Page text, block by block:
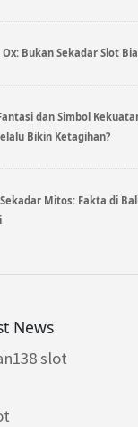
Ox: Bukan Sekadar Slot
dan Simbol
Bikin Ketagihan?
Mitos: Fakta di
News
slot